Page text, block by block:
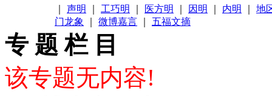
声明 工巧明 医方明 因明 内明
地
门龙象
微博嘉言 五福文摘
专 题 栏 目
该专题无内容!